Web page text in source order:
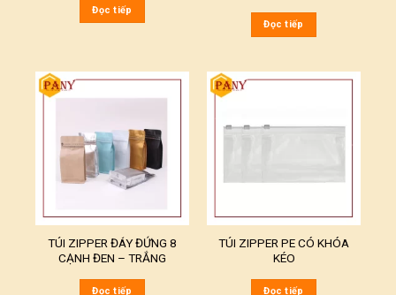
Đọc tiếp
Đọc tiếp
TÚI ZIPPER ĐÁY ĐỨNG 8
CẠNH ĐEN – TRẮNG
Đọc tiếp
TÚI ZIPPER PE CÓ KHÓA
KÉO
Đọc tiếp